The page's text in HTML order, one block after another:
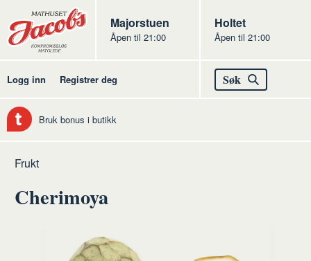
Butikker
Jacobs
Majorstuen
Åpen til 21:00
Jacobs
Holtet
Åpen til 21:00
Logg inn Registrer deg Søk
Bruk bonus i butikk
Hjem
Frukt
grønt
Råvarer
og
grønt
Frukt
Cherimoya